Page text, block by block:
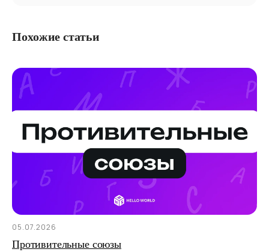
Похожие статьи
05.07.2026
Противительные союзы